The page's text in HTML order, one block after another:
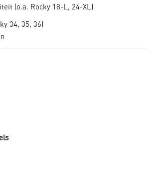
(o.a. Rocky 18-L, 24-XL)
34, 35, 36)